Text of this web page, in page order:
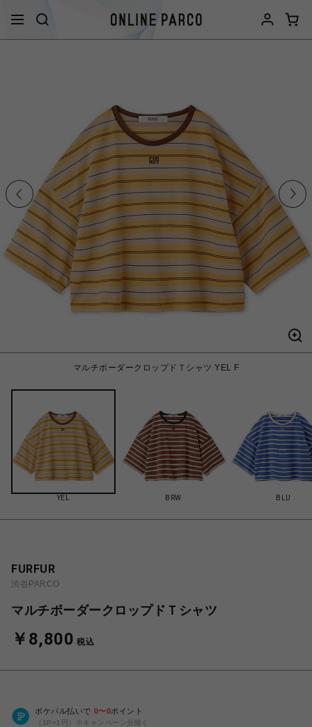
マルチボーダークロップドＴシャツ YEL F
YEL BRW BLU
FURFUR
渋谷PARCO
マルチボーダークロップドＴシャツ
￥8,800 税込
ポケパル払いで 0〜0ポイント
（1P=1円）※キャンペーン分除く